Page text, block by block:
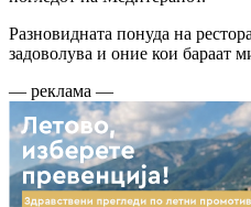
Разновидната понуда на
задоволува и оние кои бараат
— реклама —